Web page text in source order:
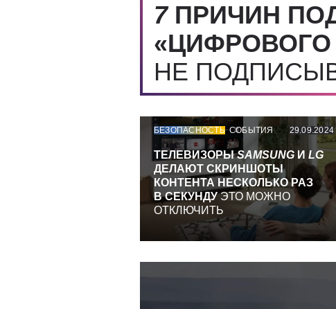
7 ПРИЧИН
«ЦИФРОВОГО
НЕ
БЕЗОПАСНОСТЬ СОБЫТИЯ 29.09.2024
ТЕЛЕВИЗОРЫSAMSUNG И LG
ДЕЛАЮТ СКРИНШОТЫ
КОНТЕНТА НЕСКОЛЬКО РАЗ
В СЕКУНДУЭТО МОЖНО
ОТКЛЮЧИТЬ